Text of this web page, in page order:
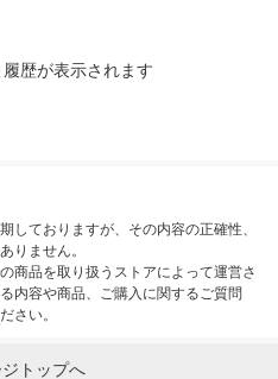
歴が表示されます
しておりますが、その内容の正確性、
りません。
商品を取り扱うストアによって運営さ
内容や商品、ご購入に関するご質問
さい。
トップへ